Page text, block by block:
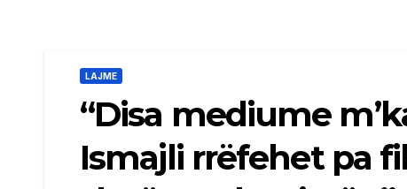
LAJME
“Disa mediume
Ismajli rrëfehet pa